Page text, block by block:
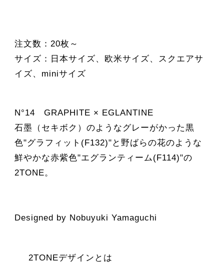
注文数：20枚～
サイズ：日本サイズ、欧米サイズ、スクエアサ
イズ、miniサイズ
N°14 GRAPHITE × EGLANTINE
石墨（セキボク）のようなグレーがかった黒
色"グラフィット(F132)"と野ばらの花のような
鮮やかな赤紫色"エグランティーム(F114)"の
2TONE。
Designed by Nobuyuki Yamaguchi
2TONEデザインとは